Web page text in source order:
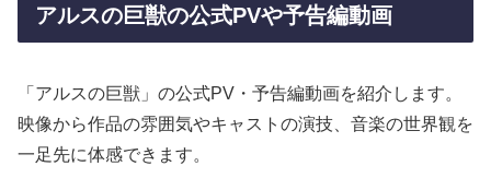
アルスの巨獣の公式PVや予告編動画
「アルスの巨獣」の公式PV・予告編動画を紹介します。
映像から作品の雰囲気やキャストの演技、音楽の世界観を
一足先に体感できます。